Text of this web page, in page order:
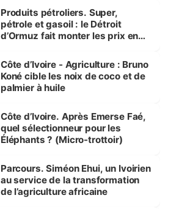
menacées
Produits pétroliers. Super,
pétrole et gasoil : le Détroit
d’Ormuz fait monter les prix en
Côte d’Ivoire - Agriculture : Bruno
Koné cible les noix de coco et de
palmier à huile
Côte d’Ivoire. Après Emerse Faé,
quel sélectionneur pour les
Éléphants ? (Micro-trottoir)
Parcours. Siméon Ehui, un Ivoirien
au service de la transformation
de l’agriculture africaine